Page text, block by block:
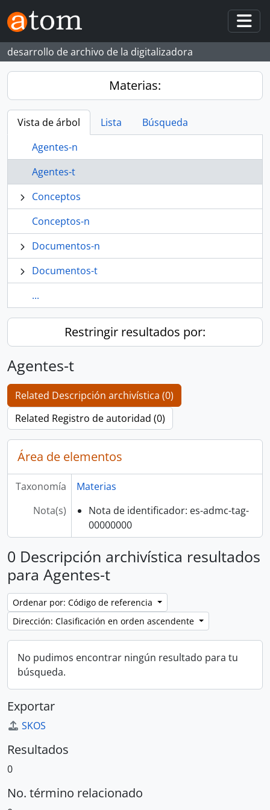
Skip to main content
desarrollo de archivo de la digitalizadora
Materias:
Vista de árbol Lista
Búsqueda
Agentes-n
Agentes-t
Conceptos
Conceptos-n
Documentos-n
Documentos-t
...
Restringir resultados por:
Agentes-t
Related Descripción archivística (0)
Related Registro de autoridad (0)
Área de elementos
Taxonomía
Materias
Nota(s)
Nota de identificador: es-admc-tag-
00000000
0 Descripción archivística resultados
para Agentes-t
Ordenar por: Código de referencia
Dirección: Clasificación en orden ascendente
No pudimos encontrar ningún resultado para tu
búsqueda.
Exportar
SKOS
Resultados
0
No. término relacionado